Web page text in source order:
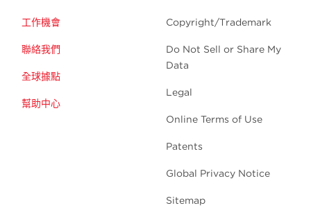
工作機會
聯絡我們
全球據點
幫助中心
Copyright/Trademark
Do Not Sell or Share My
Data
Legal
Online Terms of Use
Patents
Global Privacy Notice
Sitemap